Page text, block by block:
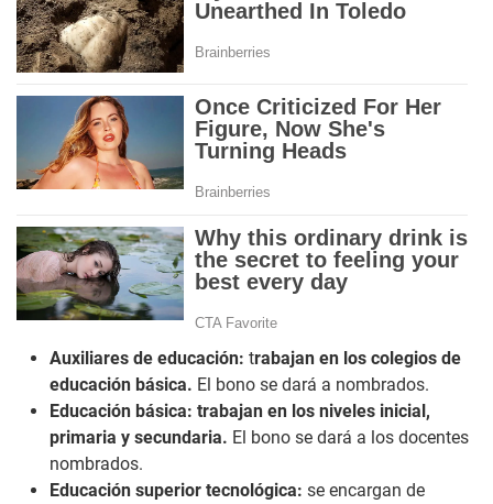
Auxiliares de educación: trabajan en los colegios de
educación básica. El bono se dará a nombrados.
Educación básica: trabajan en los niveles inicial,
primaria y secundaria. El bono se dará a los docentes
nombrados.
Educación superior tecnológica: se encargan de